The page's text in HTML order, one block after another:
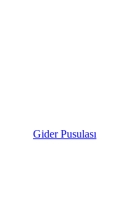
Gider Pusulası